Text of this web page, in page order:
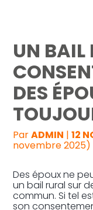
Gestion au
Pilotage
Audit
UN BAIL
DES
ParADMIN |12
novembre 2025)
Des époux ne
un bail rural sur
commun. Si tel
son